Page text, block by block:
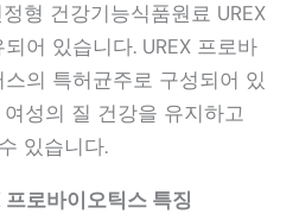
형 건강기능식품원료 UREX
어 있습니다. UREX 프로바
의 특허균주로 구성되어 있
성의 질 건강을 유지하고
있습니다.
로바이오틱스 특징